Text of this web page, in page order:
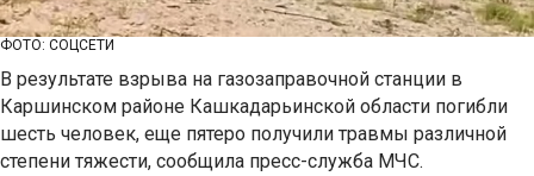
ФОТО: СОЦСЕТИ
В результате взрыва на газозаправочной станции в
Каршинском районе Кашкадарьинской области погибли
шесть человек, еще пятеро получили травмы различной
степени тяжести, сообщила пресс-служба МЧС.